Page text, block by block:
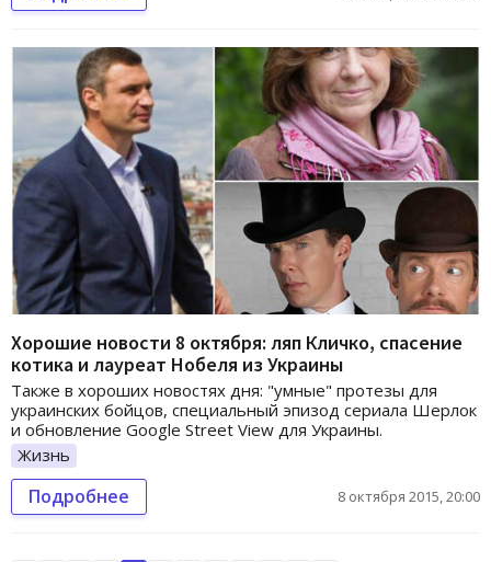
Хорошие новости 8 октября: ляп Кличко, спасение
котика и лауреат Нобеля из Украины
Также в хороших новостях дня: "умные" протезы для
украинских бойцов, специальный эпизод сериала Шерлок
и обновление Google Street View для Украины.
Жизнь
Подробнее 8 октября 2015, 20:00